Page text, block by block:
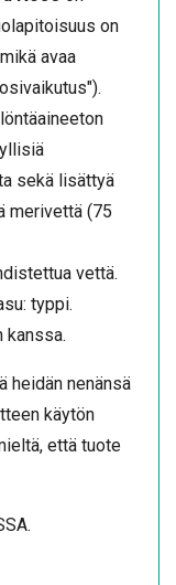
on
avaa
sekä lisättyä
merivettä (75
vettä.
typpi.
heidän nenänsä
käytön
että tuote